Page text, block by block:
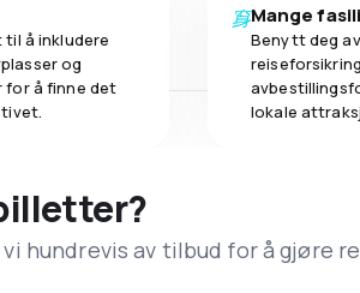
å inkludere
og
for å finne det
Mange
Benytt deg
lokale
hundrevis av tilbud for å gjøre